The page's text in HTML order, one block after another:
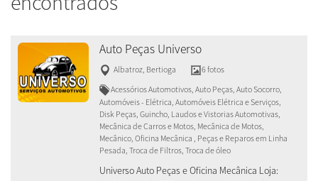
Auto Peças Universo
Albatroz, Bertioga
6 fotos
Acessórios Automotivos, Auto Peças, Auto Socorro,
Automóveis - Elétrica, Automóveis Elétrica e Serviços,
Disk Peças, Guincho, Laudos e Vistorias Automotivas,
Mecânica de Carros e Motos, Mecânica de Motos,
Mecânico, Oficina Mecânica , Peças e Reparos em Linha
Pesada, Troca de Filtros, Troca de óleo
Universo Auto Peças e Oficina Mecânica Loja: